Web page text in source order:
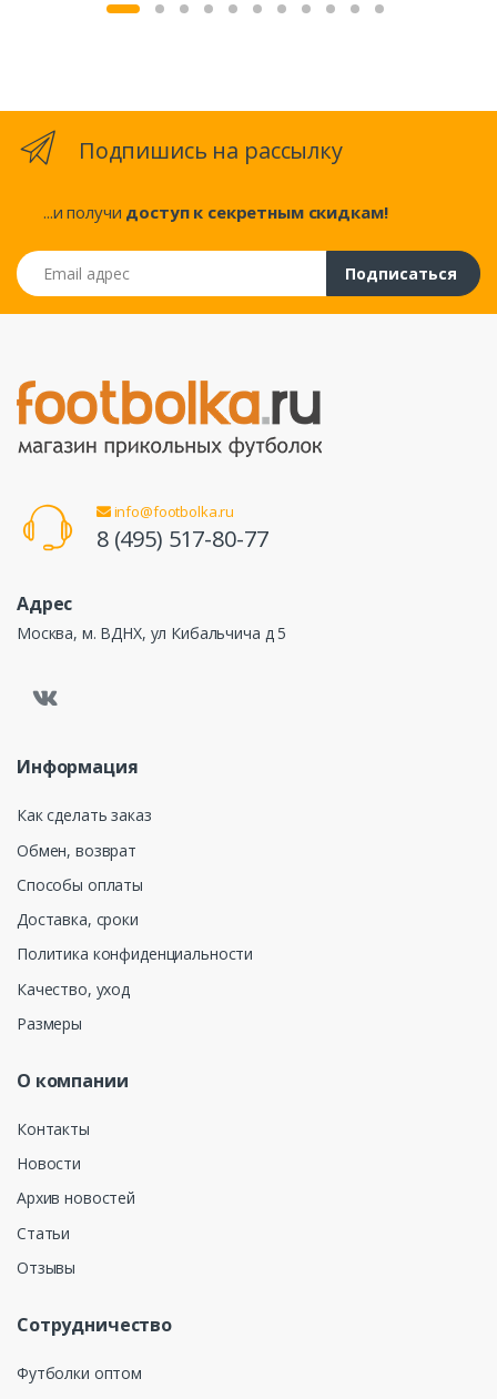
Подпишись на рассылку
...и получи доступ к секретным скидкам!
Email адрес
Подписаться
info@footbolka.ru
8 (495) 517-80-77
Адрес
Москва, м. ВДНХ, ул Кибальчича д 5
Информация
Как сделать заказ
Обмен, возврат
Способы оплаты
Доставка, сроки
Политика конфиденциальности
Качество, уход
Размеры
О компании
Контакты
Новости
Архив новостей
Статьи
Отзывы
Сотрудничество
Футболки оптом